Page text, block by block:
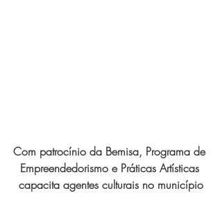
Com patrocínio da Bemisa, Programa de
Empreendedorismo e Práticas Artísticas
capacita agentes culturais no município